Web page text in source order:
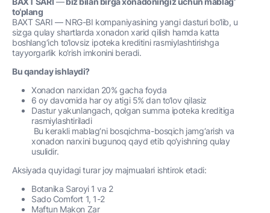
to‘plang
BAXT SARI — NRG-BI kompaniyasining yangi dasturi bo‘lib, u
sizga qulay shartlarda xonadon xarid qilish hamda katta
boshlang‘ich to‘lovsiz ipoteka kreditini rasmiylashtirishga
tayyorgarlik ko‘rish imkonini beradi.
Bu qanday ishlaydi?
Xonadon narxidan 20% gacha foyda
6 oy davomida har oy atigi 5% dan to‘lov qilasiz
Dastur yakunlangach, qolgan summa ipoteka kreditiga
rasmiylashtiriladi
Bu kerakli mablag‘ni bosqichma-bosqich jamg‘arish va
xonadon narxini bugunoq qayd etib qo‘yishning qulay
usulidir.
Aksiyada quyidagi turar joy majmualari ishtirok etadi:
Botanika Saroyi 1 va 2
Sado Comfort 1, 1-2
Maftun Makon Zar